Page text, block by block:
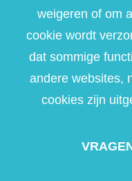
weigeren of om
cookie wordt
dat sommige
andere websites,
cookies zijn